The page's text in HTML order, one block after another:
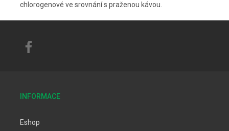
chlorogenové ve srovnání s praženou kávou.
INFORMACE
Eshop